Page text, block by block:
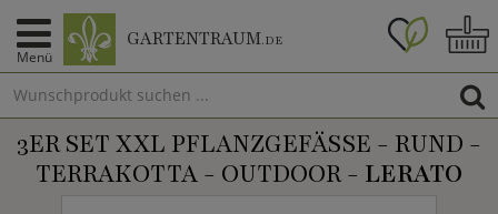
Menü
GARTENTRAUM.DE
3ER SET XXL PFLANZGEFÄSSE - RUND - T
ERRAKOTTA - OUTDOOR - LERATO